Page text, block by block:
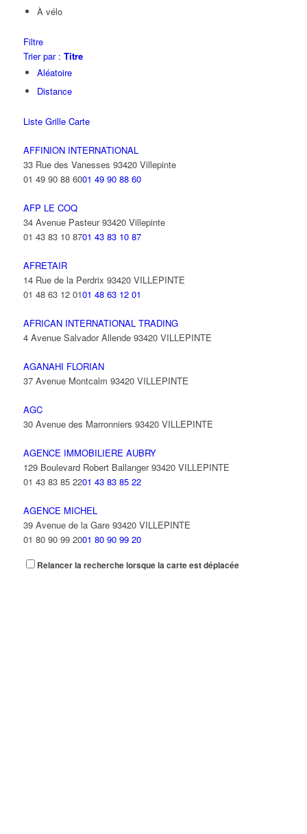
À vélo
Filtre
Trier par : Titre
Aléatoire
Distance
Liste Grille Carte
AFFINION INTERNATIONAL
33 Rue des Vanesses 93420 Villepinte
01 49 90 88 6001 49 90 88 60
AFP LE COQ
34 Avenue Pasteur 93420 Villepinte
01 43 83 10 8701 43 83 10 87
AFRETAIR
14 Rue de la Perdrix 93420 VILLEPINTE
01 48 63 12 0101 48 63 12 01
AFRICAN INTERNATIONAL TRADING
4 Avenue Salvador Allende 93420 VILLEPINTE
AGANAHI FLORIAN
37 Avenue Montcalm 93420 VILLEPINTE
AGC
30 Avenue des Marronniers 93420 VILLEPINTE
AGENCE IMMOBILIERE AUBRY
129 Boulevard Robert Ballanger 93420 VILLEPINTE
01 43 83 85 2201 43 83 85 22
AGENCE MICHEL
39 Avenue de la Gare 93420 VILLEPINTE
01 80 90 99 2001 80 90 99 20
AGENCE PLACE CENTRALE
Relancer la recherche lorsque la carte est déplacée